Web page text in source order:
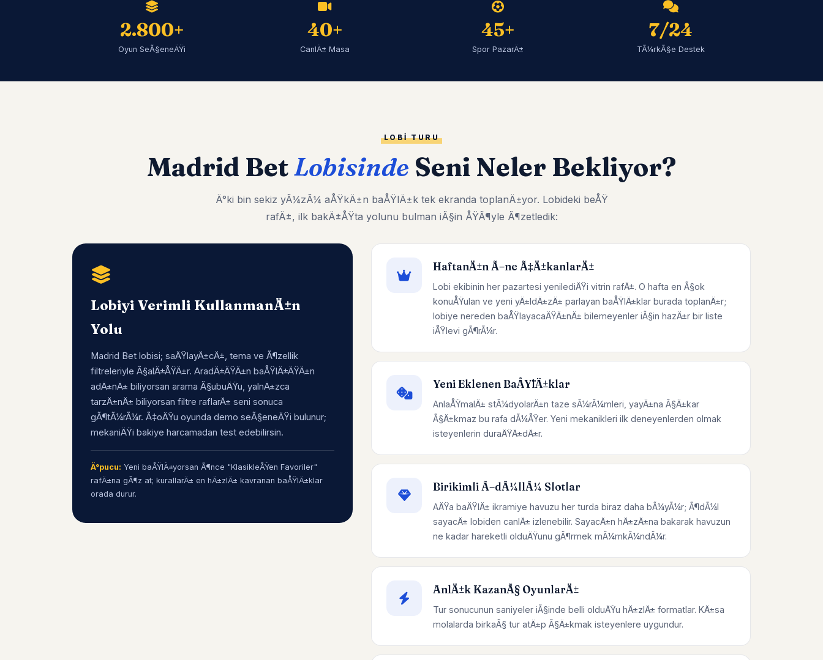
2.800+
Oyun SeÃ§eneÄŸi
40+
CanlÄ± Masa
45+
Spor PazarÄ±
7/24
TÃ¼rkÃ§e Destek
LOBI TURU
Madrid BetLobisinde Seni Neler Bekliyor?
Ä°ki bin sekiz yÃ¼zÃ¼ aÅŸkÄ±n baÅŸlÄ±k tek ekranda toplanÄ±yor. Lobideki beÅŸ
rafÄ±, ilk bakÄ±ÅŸta yolunu bulman iÃ§in ÅŸÃ¶yle Ã¶zetledik:
Lobiyi Verimli KullanmanÄ±n
Yolu
Madrid Bet lobisi; saÄŸlayÄ±cÄ±, tema ve Ã¶zellik
filtreleriyle Ã§alÄ±ÅŸÄ±r. AradÄ±ÄŸÄ±n baÅŸlÄ±ÄŸÄ±n
adÄ±nÄ± biliyorsan arama Ã§ubuÄŸu, yalnÄ±zca
tarzÄ±nÄ± biliyorsan filtre raflarÄ± seni sonuca
gÃ¶tÃ¼rÃ¼r. Ã‡oÄŸu oyunda demo seÃ§eneÄŸi bulunur;
mekaniÄŸi bakiye harcamadan test edebilirsin.
Ä°pucu: Yeni baÅŸlÄ±yorsan Ã¶nce "KlasikleÅŸen Favoriler"
rafÄ±na gÃ¶z at; kurallarÄ± en hÄ±zlÄ± kavranan baÅŸlÄ±klar
orada durur.
HaftanÄ±n Ã–ne Ã‡Ä±kanlarÄ±
Lobi ekibinin her pazartesi yenilediÄŸi vitrin rafÄ±. O hafta en Ã§ok
konuÅŸulan ve yeni yÄ±ldÄ±zÄ± parlayan baÅŸlÄ±klar burada toplanÄ±r;
lobiye nereden baÅŸlayacaÄŸÄ±nÄ± bilemeyenler iÃ§in hazÄ±r bir liste
iÅŸlevi gÃ¶rÃ¼r.
Yeni Eklenen BaÅŸlÄ±klar
AnlaÅŸmalÄ± stÃ¼dyolarÄ±n taze sÃ¼rÃ¼mleri, yayÄ±na Ã§Ä±kar
Ã§Ä±kmaz bu rafa dÃ¼ÅŸer. Yeni mekanikleri ilk deneyenlerden olmak
isteyenlerin duraÄŸÄ±dÄ±r.
Birikimli Ã–dÃ¼llÃ¼ Slotlar
AÄŸa baÄŸlÄ± ikramiye havuzu her turda biraz daha bÃ¼yÃ¼r; Ã¶dÃ¼l
sayacÄ± lobiden canlÄ± izlenebilir. SayacÄ±n hÄ±zÄ±na bakarak havuzun
ne kadar hareketli olduÄŸunu gÃ¶rmek mÃ¼mkÃ¼ndÃ¼r.
AnlÄ±k KazanÃ§ OyunlarÄ±
Tur sonucunun saniyeler iÃ§inde belli olduÄŸu hÄ±zlÄ± formatlar. KÄ±sa
molalarda birkaÃ§ tur atÄ±p Ã§Ä±kmak isteyenlere uygundur.